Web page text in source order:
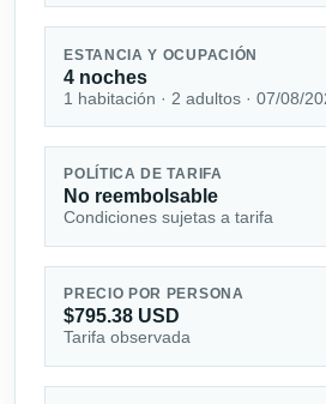
ESTANCIA Y OCUPACIÓN
4 noches
1 habitación · 2 adultos · 07/08/
POLÍTICA DE TARIFA
No reembolsable
Condiciones sujetas a tarifa
PRECIO POR PERSONA
$795.38 USD
Tarifa observada